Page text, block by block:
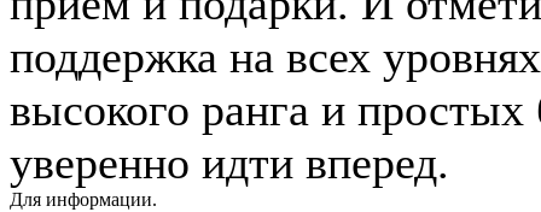
поддержка на всех
высокого ранга и
уверенно идти вперед.
Для информации.